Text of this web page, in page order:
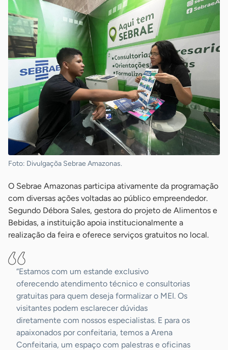
Foto: Divulgaçõa Sebrae Amazonas.
O Sebrae Amazonas participa ativamente da programação
com diversas ações voltadas ao público empreendedor.
Segundo Débora Sales, gestora do projeto de Alimentos e
Bebidas, a instituição apoia institucionalmente a
realização da feira e oferece serviços gratuitos no local.
“Estamos com um estande exclusivo
oferecendo atendimento técnico e consultorias
gratuitas para quem deseja formalizar o MEI. Os
visitantes podem esclarecer dúvidas
diretamente com nossos especialistas. E para os
apaixonados por confeitaria, temos a Arena
Confeitaria, um espaço com palestras e oficinas